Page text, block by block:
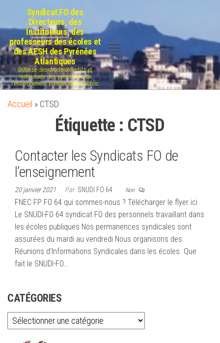
contenu
Syndicat FO des
Directeurs, des
Instituteurs, des
professeurs des écoles et
des AESH des Pyrénées
Atlantiques
Défense des droits collectifs et
individuels des personnels de
l'enseignement premier degré public
Menu
Accueil » CTSD
Étiquette : CTSD
Contacter les Syndicats FO de
l’enseignement
20 janvier 2021 Par SNUDI FO 64 Non
FNEC FP FO 64 qui sommes-nous ? Télécharger le flyer ici
Le SNUDI-FO 64 syndicat FO des personnels travaillant dans
les écoles publiques Nos permanences syndicales sont
assurées du mardi au vendredi Nous organisons des
Réunions d’Informations Syndicales dans les écoles. Que
fait le SNUDI-FO…
CATÉGORIES
Catégories